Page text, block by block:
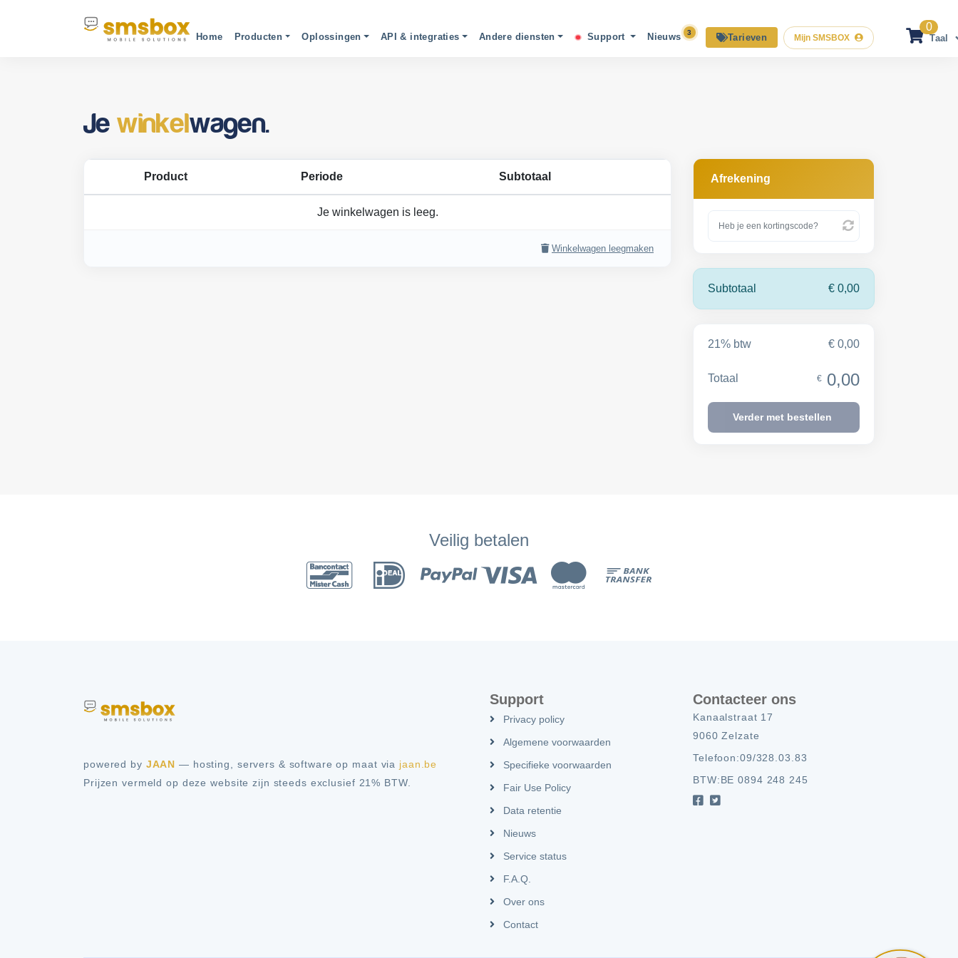
Home Producten Oplossingen API & integraties Andere diensten Support Nieuws Tarieven Mijn SMSBOX
0
Taal
Je winkelwagen.
Product Periode Subtotaal
Je winkelwagen is leeg.
Winkelwagen leegmaken
Afrekening
Subtotaal € 0,00
21% btw € 0,00
Totaal € 0,00
Verder met bestellen
Veilig betalen
powered by JAAN — hosting, servers & software op maat via jaan.be
Prijzen vermeld op deze website zijn steeds exclusief 21% BTW.
Support
Privacy policy
Algemene voorwaarden
Specifieke voorwaarden
Fair Use Policy
Data retentie
Nieuws
Service status
F.A.Q.
Over ons
Contact
Contacteer ons
Kanaalstraat 17
9060 Zelzate
Telefoon:09/328.03.83
BTW:BE 0894 248 245